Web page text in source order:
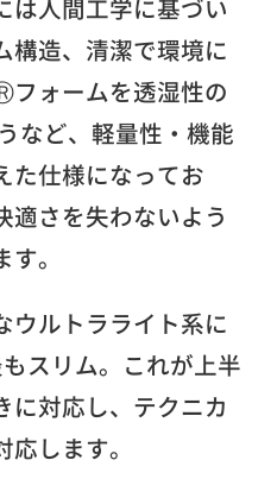
は人間工学に基づい
構造、清潔で環境に
ォームを透湿性の
など、軽量性・機能
た仕様になってお
適さを失わないよう
。
ウルトラライト系に
スリム。これが上半
に対応し、テクニカ
します。